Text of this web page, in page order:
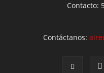
Contacto:
Contáctanos: